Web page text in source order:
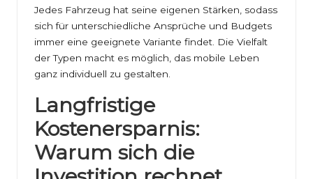
Jedes Fahrzeug hat seine eigenen Stärken, sodass
sich für unterschiedliche Ansprüche und Budgets
immer eine geeignete Variante findet. Die Vielfalt
der Typen macht es möglich, das mobile Leben
ganz individuell zu gestalten.
Langfristige
Kostenersparnis:
Warum sich die